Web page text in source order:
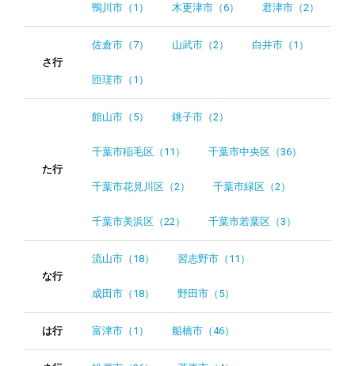
鴨川市（1） 木更津市（6） 君津市（2）
さ行
佐倉市（7） 山武市（2） 白井市（1）
匝瑳市（1）
た行
館山市（5） 銚子市（2）
千葉市稲毛区（11） 千葉市中央区（36）
千葉市花見川区（2） 千葉市緑区（2）
千葉市美浜区（22） 千葉市若葉区（3）
な行
流山市（18） 習志野市（11）
成田市（18） 野田市（5）
は行 富津市（1） 船橋市（46）